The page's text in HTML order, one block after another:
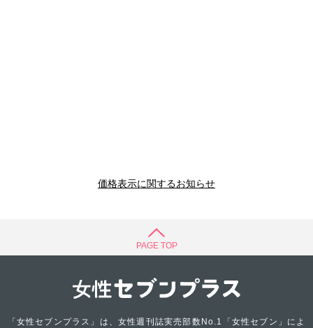
価格表示に関するお知らせ
PAGE TOP
「女性セブンプラス」は、女性週刊誌実売部数No.1「女性セブン」によ